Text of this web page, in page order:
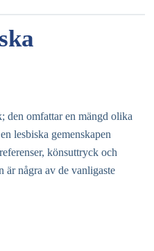
den omfattar en mängd olika
lesbiska gemenskapen
könsuttryck och
är några av de vanligaste